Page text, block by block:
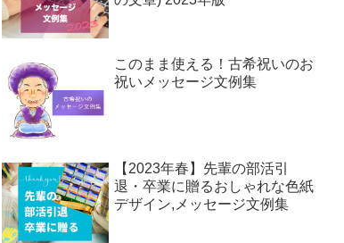
このまま使える！古希祝いのお
祝いメッセージ文例集
【2023年春】先輩の部活引
退・卒業に贈るおしゃれな色紙
デザイン,メッセージ文例集